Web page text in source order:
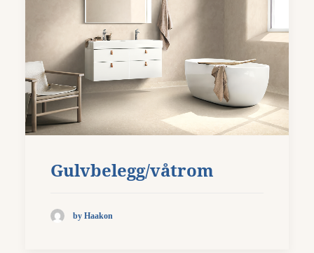
Gulvbelegg/våtrom
by Haakon